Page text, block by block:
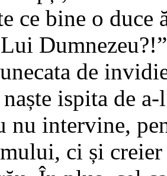
ce bine o duce
de
ispita de
nu intervine,
ci și creier